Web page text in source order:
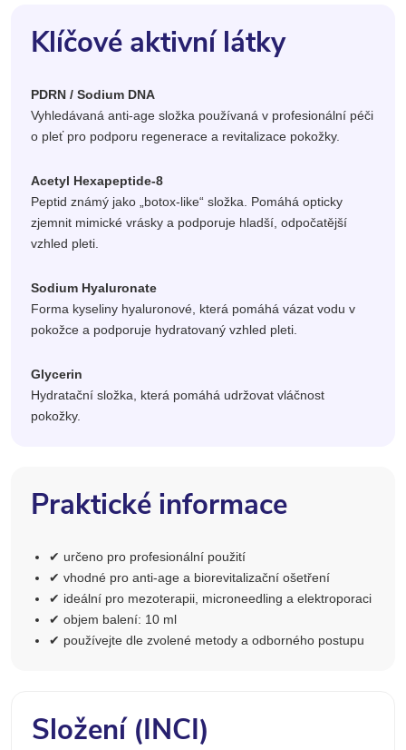
Klíčové aktivní látky
PDRN / Sodium DNA
Vyhledávaná anti-age složka používaná v profesionální péči
o pleť pro podporu regenerace a revitalizace pokožky.
Acetyl Hexapeptide-8
Peptid známý jako „botox-like“ složka. Pomáhá opticky
zjemnit mimické vrásky a podporuje hladší, odpočatější
vzhled pleti.
Sodium Hyaluronate
Forma kyseliny hyaluronové, která pomáhá vázat vodu v
pokožce a podporuje hydratovaný vzhled pleti.
Glycerin
Hydratační složka, která pomáhá udržovat vláčnost
pokožky.
Praktické informace
✔ určeno pro profesionální použití
✔ vhodné pro anti-age a biorevitalizační ošetření
✔ ideální pro mezoterapii, microneedling a elektroporaci
✔ objem balení: 10 ml
✔ používejte dle zvolené metody a odborného postupu
Složení (INCI)